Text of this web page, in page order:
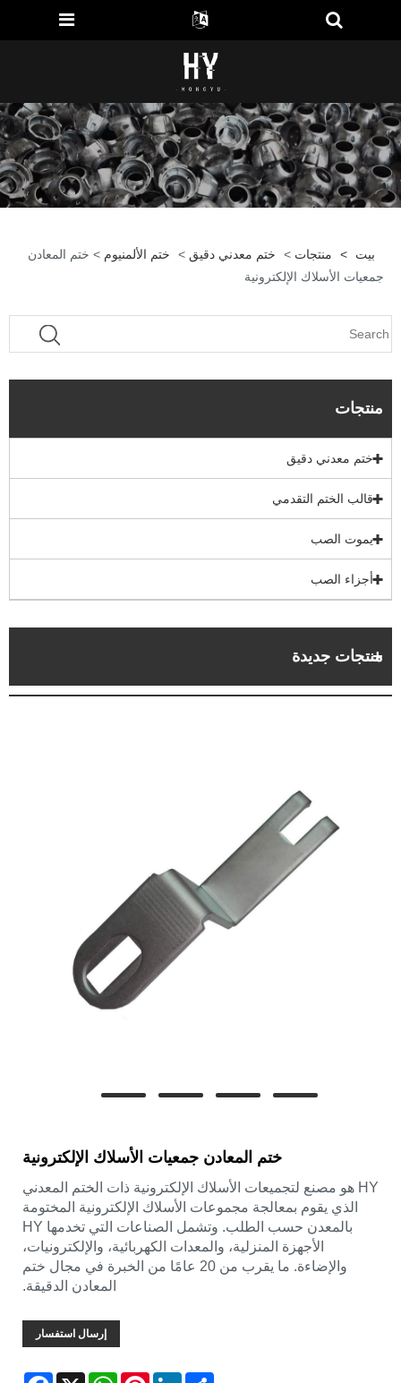
بيت > منتجات > ختم معدني دقيق > ختم الألمنيوم > ختم المعادن
جمعيات الأسلاك الإلكترونية
منتجات
ختم معدني دقيق
قالب الختم التقدمي
يموت الصب
أجزاء الصب
منتجات جديدة
ختم المعادن جمعيات الأسلاك الإلكترونية
HY هو مصنع لتجميعات الأسلاك الإلكترونية ذات الختم المعدني
الذي يقوم بمعالجة مجموعات الأسلاك الإلكترونية المختومة
بالمعدن حسب الطلب. وتشمل الصناعات التي تخدمها HY
الأجهزة المنزلية، والمعدات الكهربائية، والإلكترونيات،
والإضاءة. ما يقرب من 20 عامًا من الخبرة في مجال ختم
المعادن الدقيقة.
إرسال استفسار
X
WhatsAppPinterestLinkedInShare